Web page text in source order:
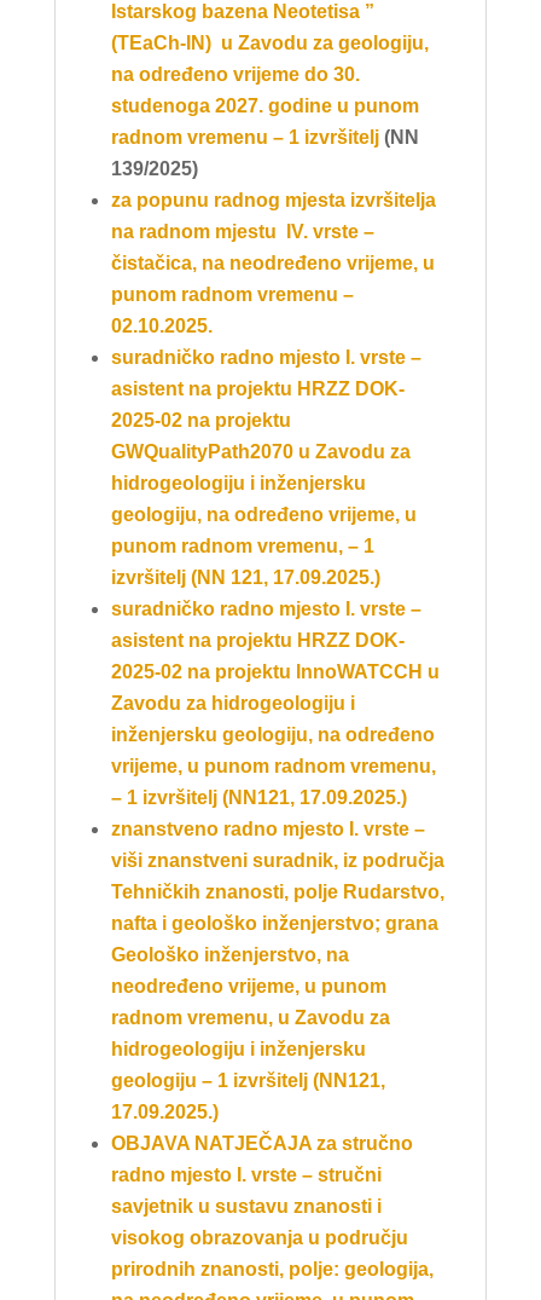
Istarskog bazena Neotetisa ”
(TEaCh-IN) u Zavodu za geologiju,
na određeno vrijeme do 30.
studenoga 2027. godine u punom
radnom vremenu – 1 izvršitelj (NN
139/2025)
za popunu radnog mjesta izvršitelja
na radnom mjestu IV. vrste –
čistačica, na neodređeno vrijeme, u
punom radnom vremenu –
02.10.2025.
suradničko radno mjesto I. vrste –
asistentna projektu HRZZ DOK-
2025-02 na projektu
GWQualityPath2070 u Zavodu za
hidrogeologiju i inženjersku
geologiju, na određeno vrijeme, u
punom radnom vremenu, – 1
izvršitelj (NN 121, 17.09.2025.)
suradničko radno mjesto I. vrste –
asistentna projektu HRZZ DOK-
2025-02 na projektu InnoWATCCH u
Zavodu za hidrogeologiju i
inženjersku geologiju, na određeno
vrijeme, u punom radnom vremenu,
– 1 izvršitelj (NN121, 17.09.2025.)
znanstveno radno mjesto I. vrste –
viši znanstveni suradnik, iz područja
Tehničkih znanosti, polje Rudarstvo,
nafta i geološko inženjerstvo; grana
Geološko inženjerstvo, na
neodređeno vrijeme, u punom
radnom vremenu, u Zavodu za
hidrogeologiju i inženjersku
geologiju – 1 izvršitelj (NN121,
17.09.2025.)
OBJAVA NATJEČAJA za stručno
radno mjesto I. vrste – stručni
savjetnik u sustavu znanosti i
visokog obrazovanja u području
prirodnih znanosti, polje: geologija,